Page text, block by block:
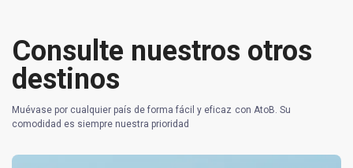
Consulte nuestros otros
destinos
Muévase por cualquier país de forma fácil y eficaz con AtoB. Su
comodidad es siempre nuestra prioridad